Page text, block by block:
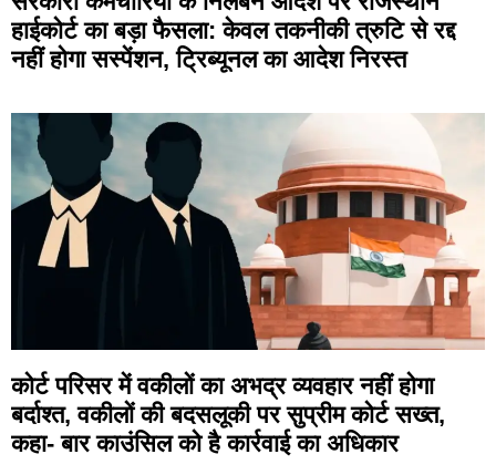
हाईकोर्ट का बड़ा फैसला: केवल तकनीकी त्रुटि से रद्द
नहीं होगा सस्पेंशन, ट्रिब्यूनल का आदेश निरस्त
कोर्ट परिसर में वकीलों का अभद्र व्यवहार नहीं होगा
बर्दाश्त, वकीलों की बदसलूकी पर सुप्रीम कोर्ट सख्त,
कहा- बार काउंसिल को है कार्रवाई का अधिकार